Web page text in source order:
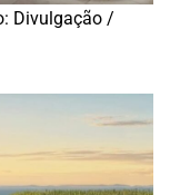
Divulgação /